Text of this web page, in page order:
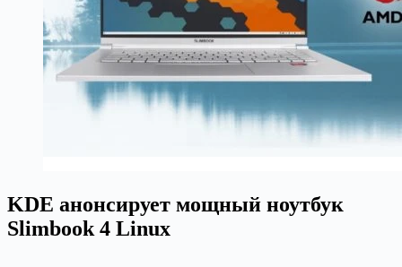
KDE анонсирует мощный ноутбук
Slimbook 4 Linux